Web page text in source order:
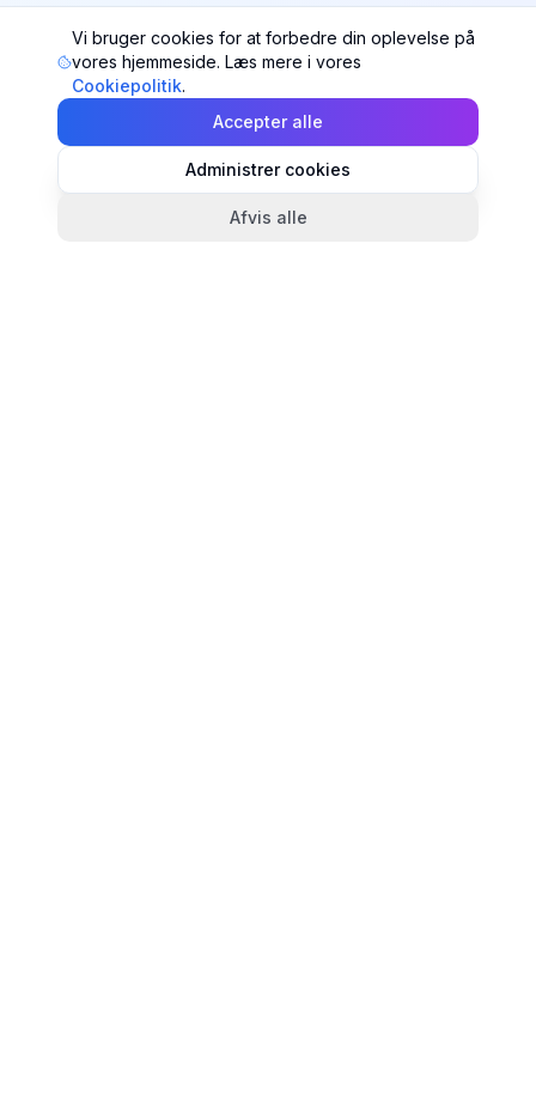
Vi bruger cookies for at forbedre din oplevelse på
vores hjemmeside. Læs mere i vores
Cookiepolitik.
Accepter alle
Administrer cookies
Afvis alle